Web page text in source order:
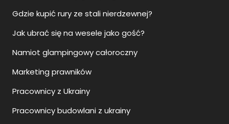
Gdzie kupić rury ze stali nierdzewnej?
Jak ubrać się na wesele jako gość?
Namiot glampingowy całoroczny
Marketing prawników
Pracownicy z Ukrainy
Pracownicy budowlani z ukrainy